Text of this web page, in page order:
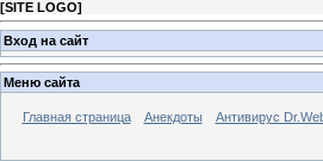
[SITE LOGO]
Вход на сайт
Меню сайта
Главная страница Анекдоты Антивирус